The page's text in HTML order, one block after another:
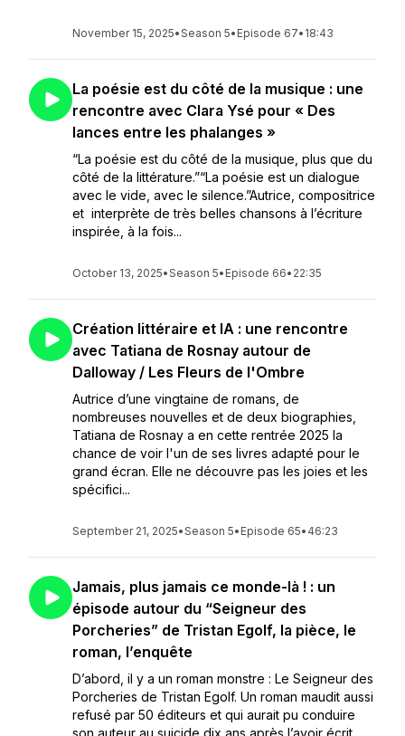
November 15, 2025•Season 5• Episode 67• 18:43
La poésie est du côté de la musique : une
rencontre avec Clara Ysé pour « Des
lances entre les phalanges »
“La poésie est du côté de la musique, plus que du
côté de la littérature.”“La poésie est un dialogue
avec le vide, avec le silence.”Autrice, compositrice
et interprète de très belles chansons à l’écriture
inspirée, à la fois...
October 13, 2025•Season 5• Episode 66• 22:35
Création littéraire et IA : une rencontre
avec Tatiana de Rosnay autour de
Dalloway / Les Fleurs de l'Ombre
Autrice d’une vingtaine de romans, de
nombreuses nouvelles et de deux biographies,
Tatiana de Rosnay a en cette rentrée 2025 la
chance de voir l'un de ses livres adapté pour le
grand écran. Elle ne découvre pas les joies et les
spécifici...
September 21, 2025•Season 5• Episode 65• 46:23
Jamais, plus jamais ce monde-là ! : un
épisode autour du “Seigneur des
Porcheries” de Tristan Egolf, la pièce, le
roman, l’enquête
D’abord, il y a un roman monstre : Le Seigneur des
Porcheries de Tristan Egolf. Un roman maudit aussi
refusé par 50 éditeurs et qui aurait pu conduire
son auteur au suicide dix ans après l’avoir écrit…